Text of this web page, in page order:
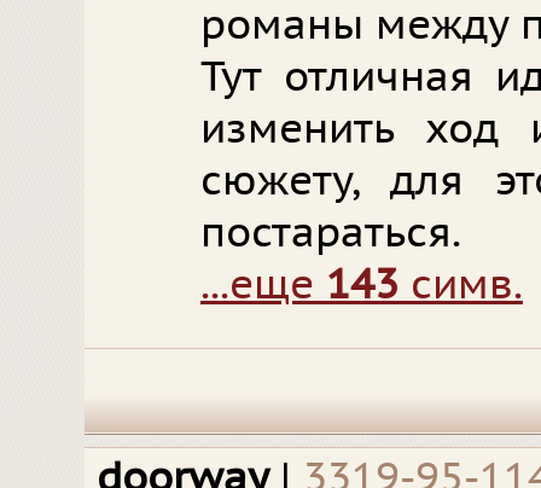
романы между
Тут отличная
изменить ход
сюжету, для
постараться.
...еще 143 симв.